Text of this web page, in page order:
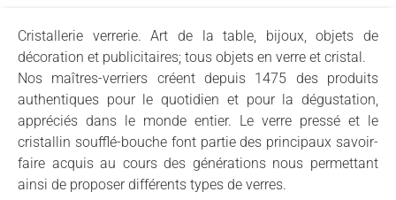
Cristallerie verrerie. Art de la table, bijoux, objets de
décoration et publicitaires; tous objets en verre et cristal.
Nos maîtres-verriers créent depuis 1475 des produits
authentiques pour le quotidien et pour la dégustation,
appréciés dans le monde entier. Le verre pressé et le
cristallin soufflé-bouche font partie des principaux savoir-
faire acquis au cours des générations nous permettant
ainsi de proposer différents types de verres.